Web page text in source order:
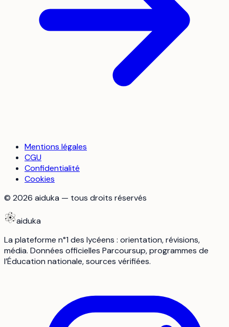
Mentions légales
CGU
Confidentialité
Cookies
© 2026 aiduka — tous droits réservés
aiduka
La plateforme n°1 des lycéens : orientation, révisions,
média. Données officielles Parcoursup, programmes de
l’Éducation nationale, sources vérifiées.